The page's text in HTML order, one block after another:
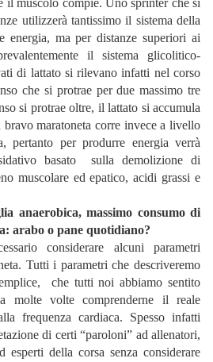
il muscolo compie. Uno sprinter che si
utilizzerà tantissimo il sistema della
energia, ma per distanze superiori ai
il sistema glicolitico-
di lattato si rilevano infatti nel corso
che si protrae per due massimo tre
si protrae oltre, il lattato si accumula
bravo maratoneta corre invece a livello
pertanto per produrre energia verrà
basato sulla demolizione di
muscolare ed epatico, acidi grassi e
anaerobica, massimo consumo di
arabo o pane quotidiano?
considerare alcuni parametri
Tutti i parametri che descriveremo
che tutti noi abbiamo sentito
molte volte comprenderne il reale
frequenza cardiaca. Spesso infatti
di certi “paroloni” ad allenatori,
della corsa senza considerare